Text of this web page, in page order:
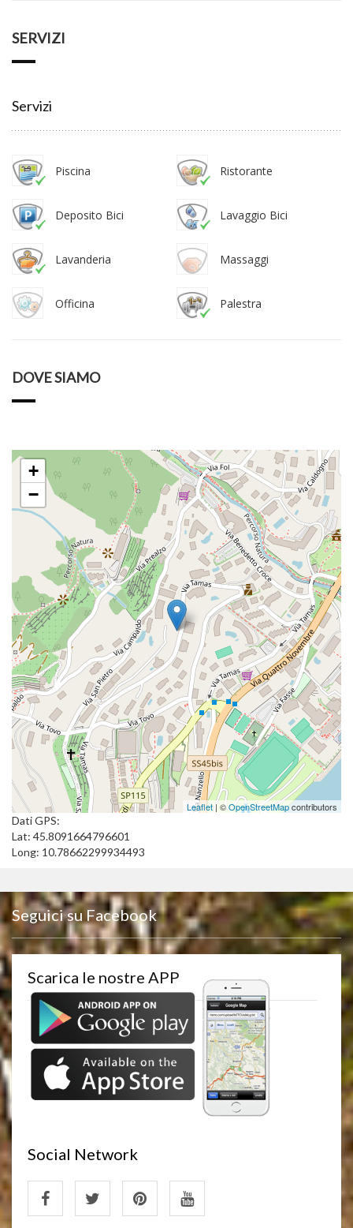
SERVIZI
Servizi
Piscina Ristorante
Deposito Bici Lavaggio Bici
Lavanderia Massaggi
Officina Palestra
DOVE SIAMO
+
−
Leaflet | ©OpenStreetMapcontributors
Dati GPS:
Lat: 45.8091664796601
Long: 10.78662299934493
Seguici su Facebook
Scarica le nostre APP
Social Network